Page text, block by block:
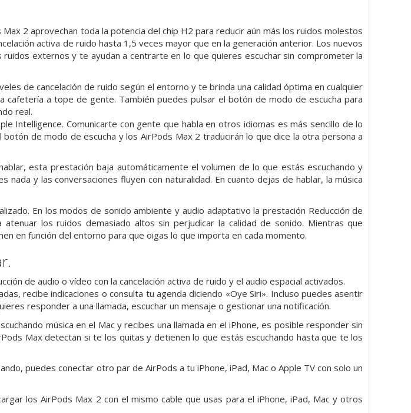
2 aprovechan toda la potencia del chip H2 para reducir aún más los ruidos molestos
activa de ruido hasta 1,5 veces mayor que en la generación anterior. Los nuevos
externos y te ayudan a centrarte en lo que quieres escuchar sin comprometer la
de cancelación de ruido según el entorno y te brinda una calidad óptima en cualquier
cafetería a tope de gente. También puedes pulsar el botón de modo de escucha para
real.
Intelligence. Comunicarte con gente que habla en otros idiomas es más sencillo de lo
de modo de escucha y los AirPods Max 2 traducirán lo que dice la otra persona a
esta prestación baja automáticamente el volumen de lo que estás escuchando y
nada y las conversaciones fluyen con naturalidad. En cuanto dejas de hablar, la música
En los modos de sonido ambiente y audio adaptativo la prestación Reducción de
los ruidos demasiado altos sin perjudicar la calidad de sonido. Mientras que
en función del entorno para que oigas lo que importa en cada momento.
de audio o vídeo con la cancelación activa de ruido y el audio espacial activados.
recibe indicaciones o consulta tu agenda diciendo «Oye Siri». Incluso puedes asentir
responder a una llamada, escuchar un mensaje o gestionar una notificación.
música en el Mac y recibes una llamada en el iPhone, es posible responder sin
Max detectan si te los quitas y detienen lo que estás escuchando hasta que te los
puedes conectar otro par de AirPods a tu iPhone, iPad, Mac o Apple TV con solo un
los AirPods Max 2 con el mismo cable que usas para el iPhone, iPad, Mac y otros